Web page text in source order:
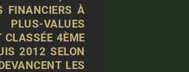
FINANCIERS À
VALUES
CLASSÉE 4ÈME
2012 SELON
LES